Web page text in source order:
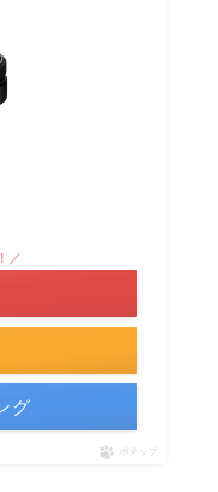
／
グ
ポチップ